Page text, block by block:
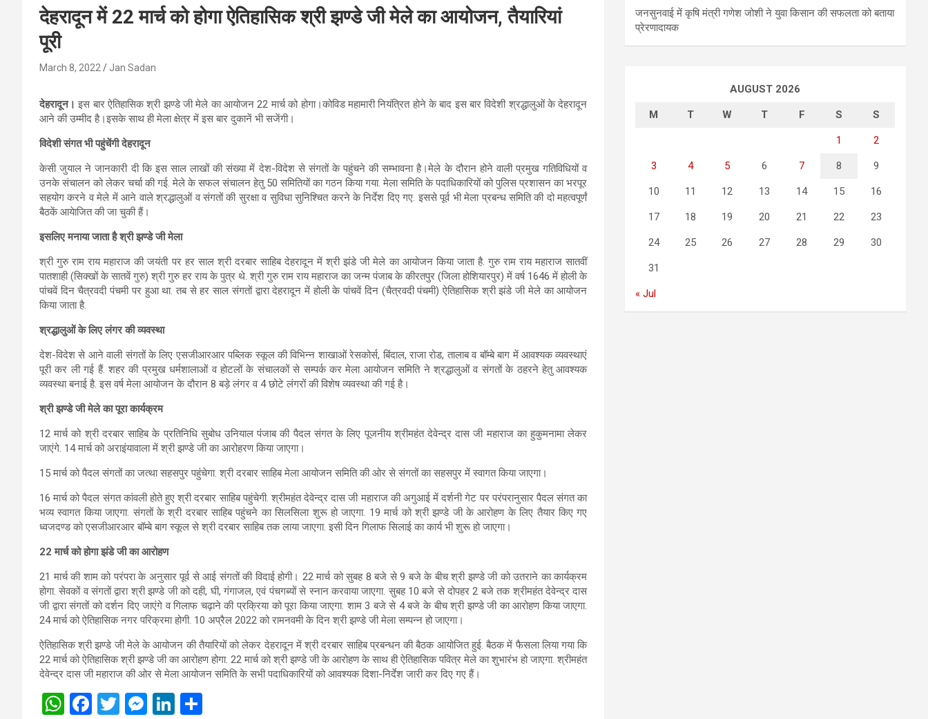
देहरादून में 22 मार्च को होगा ऐतिहासिक श्री झण्डे जी मेले का आयोजन, तैयारियां
पूरी
March 8, 2022 Jan Sadan
देहरादून। इस बार ऐतिहासिक श्री झण्डे जी मेले का आयोजन 22 मार्च को होगा।कोविड महामारी नियंत्रित होने के बाद इस बार विदेशी श्रद्धालुओं के देहरादून
आने की उम्मीद है।इसके साथ ही मेला क्षेत्र में इस बार दुकानें भी सजेंगी।
विदेशी संगत भी पहुंचेंगी देहरादून
केसी जुयाल ने जानकारी दी कि इस साल लाखों की संख्या में देश-विदेश से संगतों के पहुंचने की सम्भावना है।मेले के दौरान होने वाली प्रमुख गतिविधियों व
उनके संचालन को लेकर चर्चा की गई. मेले के सफल संचालन हेतु 50 समितियों का गठन किया गया. मेला समिति के पदाधिकारियों को पुलिस प्रशासन का भरपूर
सहयोग करने व मेले में आने वाले श्रद्धालुओं व संगतों की सुरक्षा व सुविधा सुनिश्चित करने के निर्देश दिए गए. इससे पूर्व भी मेला प्रबन्ध समिति की दो महत्वपूर्णं
बैठकें आयेाजित की जा चुकी हैं।
इसलिए मनाया जाता है श्री झण्डे जी मेला
श्री गुरु राम राय महाराज की जयंती पर हर साल श्री दरबार साहिब देहरादून में श्री झंडे जी मेले का आयोजन किया जाता है. गुरु राम राय महाराज सातवीं
पातशाही (सिक्खों के सातवें गुरु) श्री गुरु हर राय के पुत्र थे. श्री गुरु राम राय महाराज का जन्म पंजाब के कीरतपुर (जिला होशियारपुर) में वर्ष 1646 में होली के
पांचवें दिन चैत्रवदी पंचमी पर हुआ था. तब से हर साल संगतों द्वारा देहरादून में होली के पांचवें दिन (चैत्रवदी पंचमी) ऐतिहासिक श्री झंडे जी मेले का आयोजन
किया जाता है.
श्रद्धालुओं के लिए लंगर की व्यवस्था
देश-विदेश से आने वाली संगतों के लिए एसजीआरआर पब्लिक स्कूल की विभिन्न शाखाओं रेसकोर्स, बिंदाल, राजा रोड, तालाब व बॉम्बे बाग में आवश्यक व्यवस्थाएं
पूरी कर ली गई हैं. शहर की प्रमुख धर्मशालाओं व होटलों के संचालकों से सम्पर्क कर मेला आयोजन समिति ने श्रद्धालुओं व संगतों के ठहरने हेतु आवश्यक
व्यवस्था बनाई है. इस वर्ष मेला आयोजन के दौरान 8 बड़े लंगर व 4 छोटे लंगरों की विशेष व्यवस्था की गई है।
श्री झण्डे जी मेले का पूरा कार्यक्रम
12 मार्च को श्री दरबार साहिब के प्रतिनिधि सुबोध उनियाल पंजाब की पैदल संगत के लिए पूजनीय श्रीमहंत देवेन्द्र दास जी महाराज का हुकुमनामा लेकर
जाएंगे. 14 मार्च को अराइंयावाला में श्री झण्डे जी का आरोहरण किया जाएगा।
15 मार्च को पैदल संगतों का जत्था सहसपुर पहुंचेगा. श्री दरबार साहिब मेला आयोजन समिति की ओर से संगतों का सहसपुर में स्वागत किया जाएगा।
16 मार्च को पैदल संगत कांवली होते हुए श्री दरबार साहिब पहुंचेगी. श्रीमहंत देवेन्द्र दास जी महाराज की अगुआई में दर्शनी गेट पर परंपरानुसार पैदल संगत का
भव्य स्वागत किया जाएगा. संगतों के श्री दरबार साहिब पहुंचने का सिलसिला शुरू हो जाएगा. 19 मार्च को श्री झण्डे जी के आरोहण के लिए तैयार किए गए
ध्वजदण्ड को एसजीआरआर बॉम्बे बाग स्कूल से श्री दरबार साहिब तक लाया जाएगा. इसी दिन गिलाफ सिलाई का कार्य भी शुरू हो जाएगा।
22 मार्च को होगा झंडे जी का आरोहण
21 मार्च की शाम को परंपरा के अनुसार पूर्व से आई संगतों की विदाई होगी। 22 मार्च को सुबह 8 बजे से 9 बजे के बीच श्री झण्डे जी को उतराने का कार्यक्रम
होगा. सेवकों व संगतों द्वारा श्री झण्डे जी को दही, घी, गंगाजल, एवं पंचगब्यों से स्नान करवाया जाएगा. सुबह 10 बजे से दोपहर 2 बजे तक श्रीमहंत देवेन्द्र दास
जी द्वारा संगतों को दर्शन दिए जाएंगे व गिलाफ चढ़ाने की प्रक्रिया को पूरा किया जाएगा. शाम 3 बजे से 4 बजे के बीच श्री झण्डे जी का आरोहण किया जाएगा.
24 मार्च को ऐतिहासिक नगर परिक्रमा होगी. 10 अप्रैल 2022 को रामनवमी के दिन श्री झण्डे जी मेला सम्पन्न हो जाएगा।
ऐतिहासिक श्री झण्डे जी मेले के आयोजन की तैयारियों को लेकर देहरादून में श्री दरबार साहिब प्रबन्धन की बैठक आयोजित हुई. बैठक में फैसला लिया गया कि
22 मार्च को ऐतिहासिक श्री झण्डे जी का आरोहण होगा. 22 मार्च को श्री झण्डे जी के आरोहण के साथ ही ऐतिहासिक पवित्र मेले का शुभारंभ हो जाएगा. श्रीमहंत
देवेन्द्र दास जी महाराज की ओर से मेला आयोजन समिति के सभी पदाधिकारियों को आवश्यक दिशा-निर्देश जारी कर दिए गए हैं।
W F
T
M Li
जनसुनवाई में कृषि मंत्री गणेश जोशी ने युवा किसान की सफलता को बताया
प्रेरणादायक
AUGUST 2026
M T W T F S S
1 2
3 4 5 6 7 8 9
10 11 12 13 14 15 16
17 18 19 20 21 22 23
24 25 26 27 28 29 30
31
« Jul